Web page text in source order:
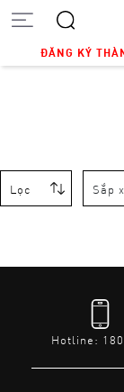
ĐĂNG KÝ
Lọc Sắp
Hotline: